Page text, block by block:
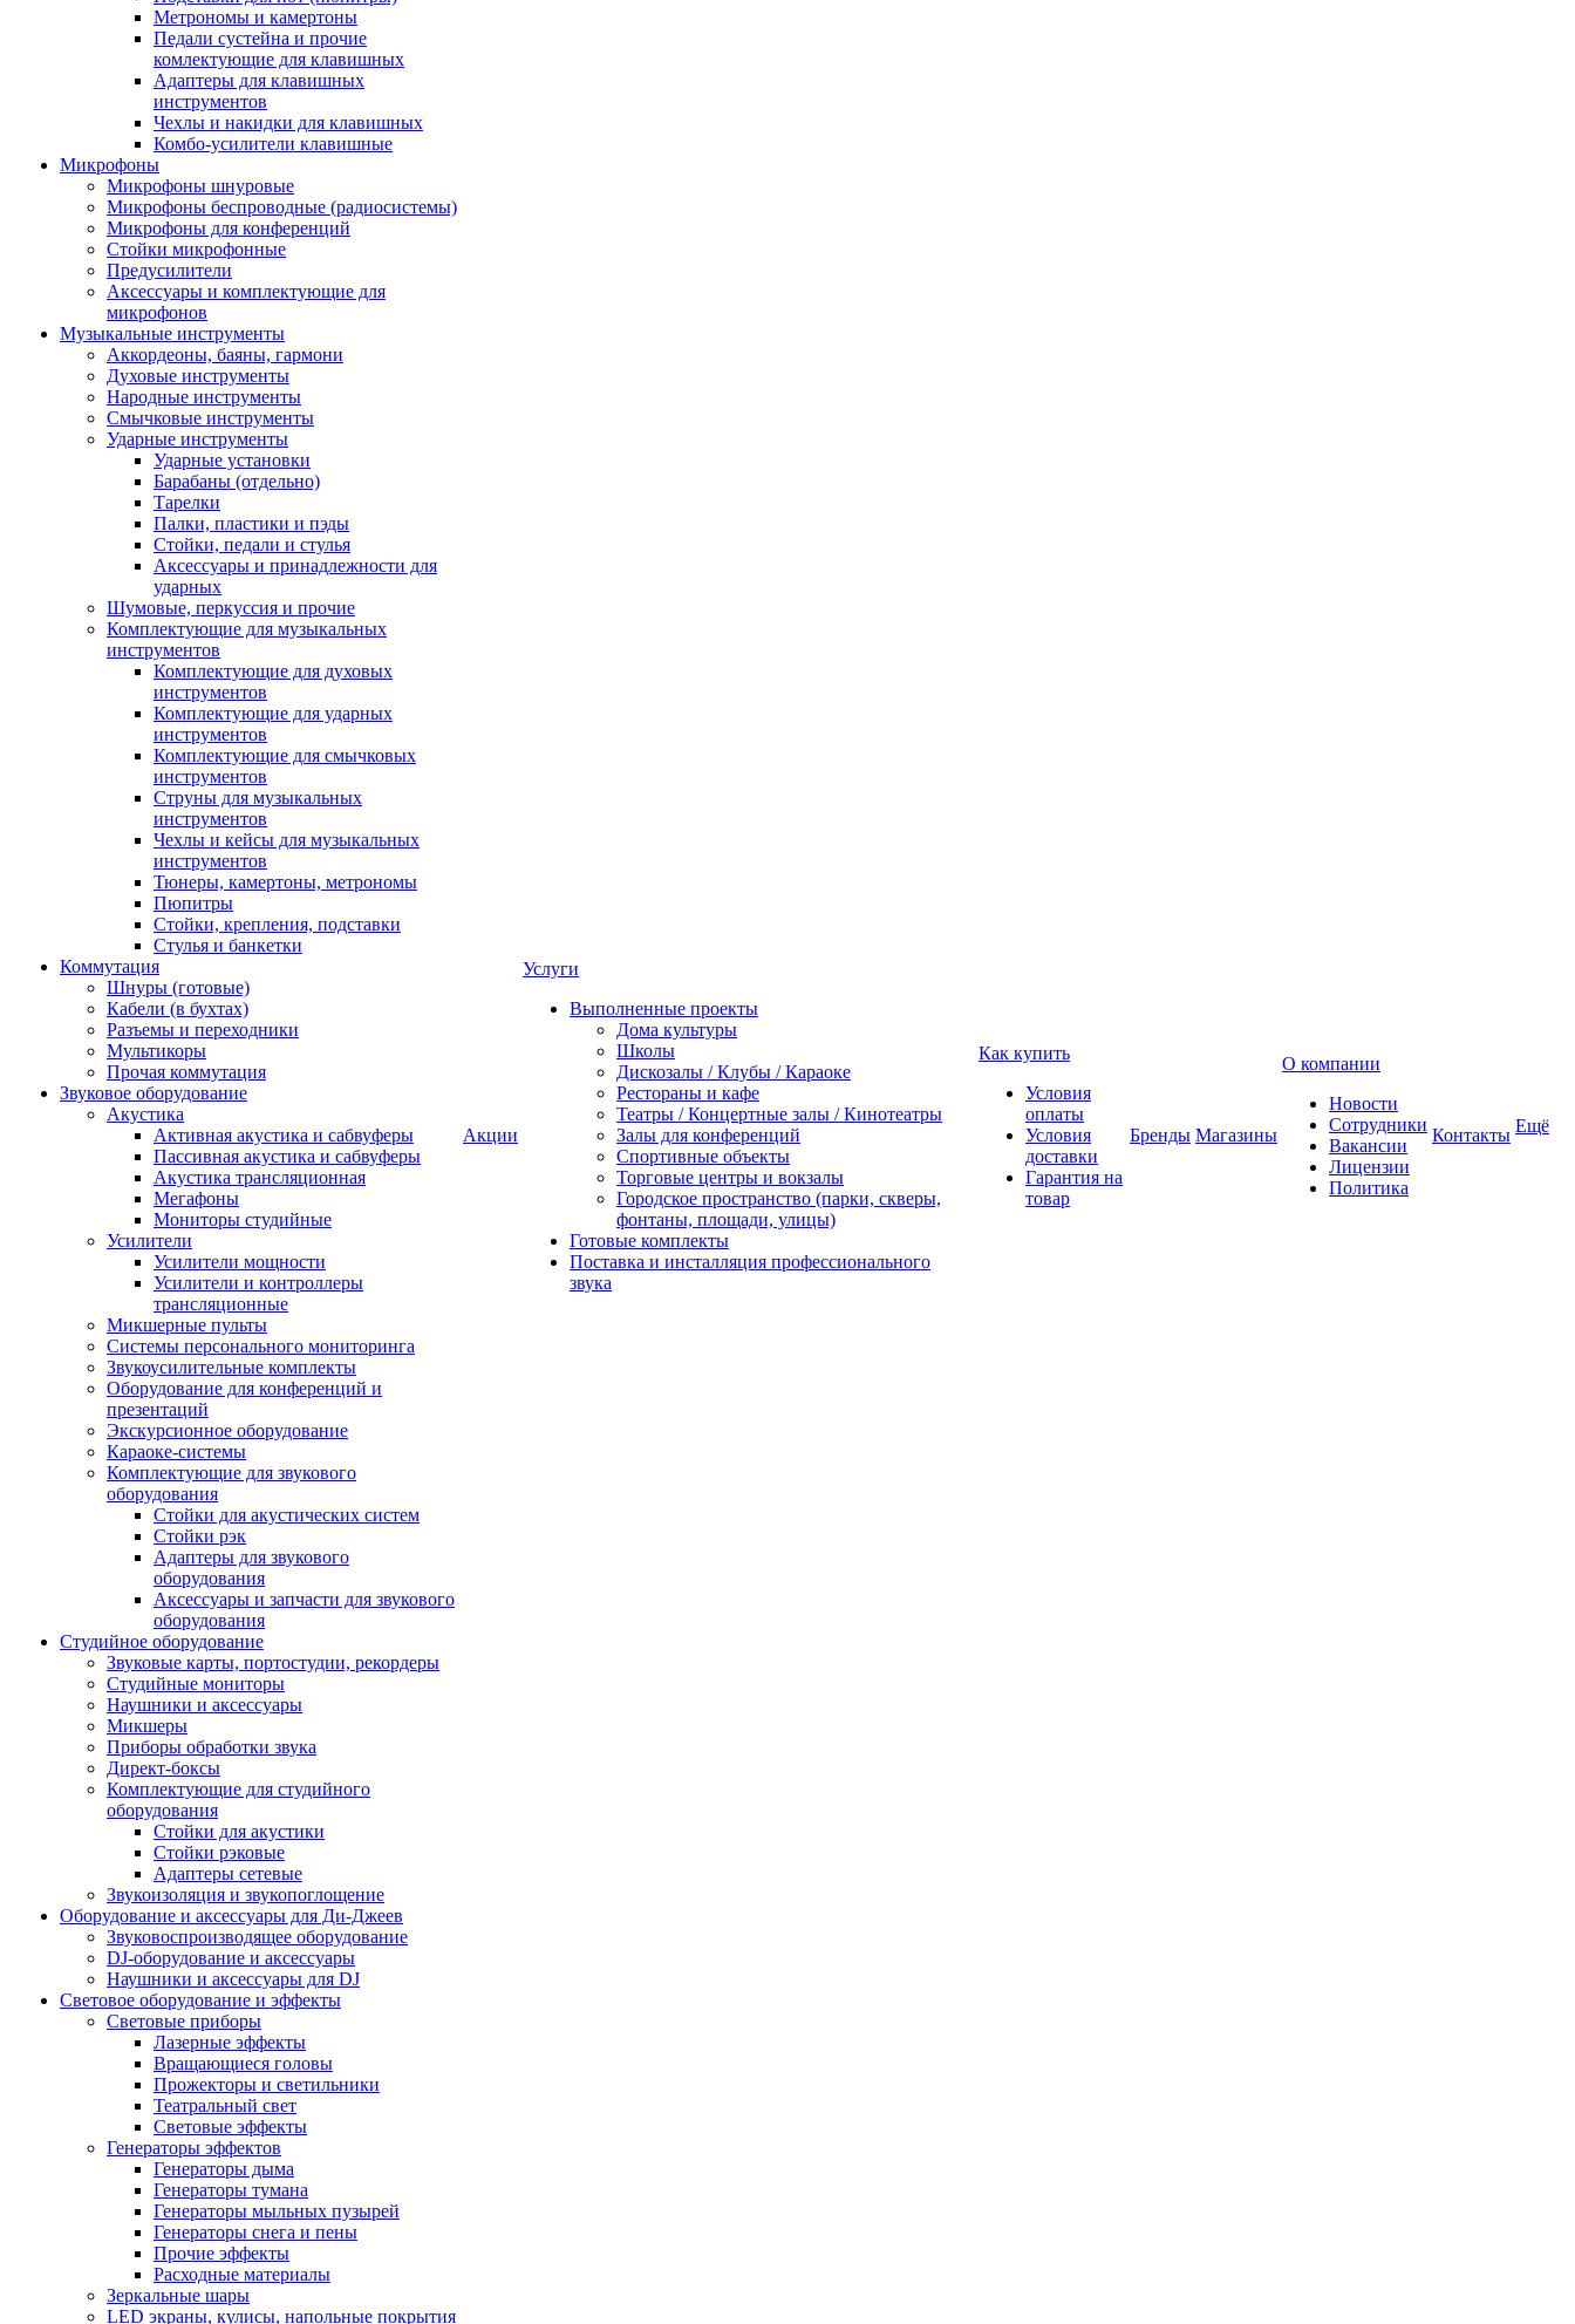
Метрономы и камертоны
Педали сустейна и прочие
комлектующие для клавишных
Адаптеры для клавишных
инструментов
Чехлы и накидки для клавишных
Комбо-усилители клавишные
Микрофоны
Микрофоны шнуровые
Микрофоны беспроводные (радиосистемы)
Микрофоны для конференций
Стойки микрофонные
Предусилители
Аксессуары и комплектующие для
микрофонов
Музыкальные инструменты
Аккордеоны, баяны, гармони
Духовые инструменты
Народные инструменты
Смычковые инструменты
Ударные инструменты
Ударные установки
Барабаны (отдельно)
Тарелки
Палки, пластики и пэды
Стойки, педали и стулья
Аксессуары и принадлежности для
ударных
Шумовые, перкуссия и прочие
Комплектующие для музыкальных
инструментов
Комплектующие для духовых
инструментов
Комплектующие для ударных
инструментов
Комплектующие для смычковых
инструментов
Струны для музыкальных
инструментов
Чехлы и кейсы для музыкальных
инструментов
Тюнеры, камертоны, метрономы
Пюпитры
Стойки, крепления, подставки
Стулья и банкетки
Коммутация
Шнуры (готовые)
Кабели (в бухтах)
Разъемы и переходники
Мультикоры
Прочая коммутация
Звуковое оборудование
Акустика
Активная акустика и сабвуферы
Пассивная акустика и сабвуферы
Акустика трансляционная
Мегафоны
Мониторы студийные
Усилители
Усилители мощности
Усилители и контроллеры
трансляционные
Микшерные пульты
Системы персонального мониторинга
Звукоусилительные комплекты
Оборудование для конференций и
презентаций
Экскурсионное оборудование
Караоке-системы
Комплектующие для звукового
оборудования
Стойки для акустических систем
Стойки рэк
Адаптеры для звукового
оборудования
Аксессуары и запчасти для звукового
оборудования
Студийное оборудование
Звуковые карты, портостудии, рекордеры
Студийные мониторы
Наушники и аксессуары
Микшеры
Приборы обработки звука
Директ-боксы
Комплектующие для студийного
оборудования
Стойки для акустики
Стойки рэковые
Адаптеры сетевые
Звукоизоляция и звукопоглощение
Оборудование и аксессуары для Ди-Джеев
Звуковоспроизводящее оборудование
DJ-оборудование и аксессуары
Наушники и аксессуары для DJ
Световое оборудование и эффекты
Световые приборы
Лазерные эффекты
Вращающиеся головы
Прожекторы и светильники
Театральный свет
Световые эффекты
Генераторы эффектов
Генераторы дыма
Генераторы тумана
Генераторы мыльных пузырей
Генераторы снега и пены
Прочие эффекты
Расходные материалы
Зеркальные шары
LED экраны, кулисы, напольные покрытия
Акции
Услуги
Выполненные проекты
Дома культуры
Школы
Дискозалы / Клубы / Караоке
Рестораны и кафе
Театры / Концертные залы / Кинотеатры
Залы для конференций
Спортивные объекты
Торговые центры и вокзалы
Городское пространство (парки, скверы,
фонтаны, площади, улицы)
Готовые комплекты
Поставка и инсталляция профессионального
звука
Как купить
Условия
оплаты
Условия
доставки
Гарантия на
товар
Бренды Магазины
О компании
Новости
Сотрудники
Вакансии
Лицензии
Политика
Контакты Ещё